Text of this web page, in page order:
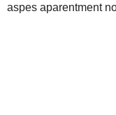
aspes aparentment